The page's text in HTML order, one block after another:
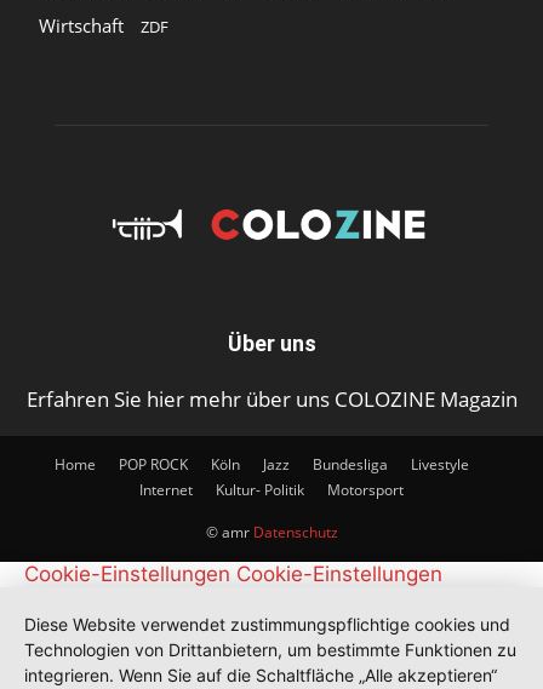
Wirtschaft ZDF
Über uns
Erfahren Sie hier mehr über uns COLOZINE Magazin
Home POP ROCK Köln Jazz Bundesliga
Livestyle
Internet
Kultur- Politik Motorsport
© amr Datenschutz
Cookie-Einstellungen Cookie-Einstellungen
Diese Website verwendet zustimmungspflichtige cookies und
Technologien von Drittanbietern, um bestimmte Funktionen zu
integrieren. Wenn Sie auf die Schaltfläche „Alle akzeptieren“